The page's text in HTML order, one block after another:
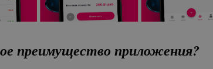
преимущество приложения?